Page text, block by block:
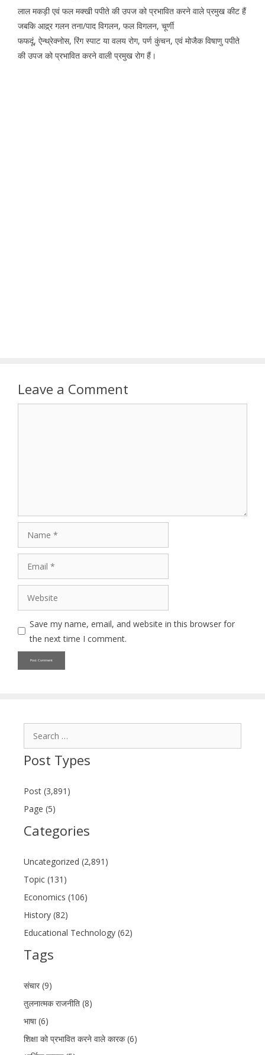
लाल मकड़ी एवं फल मक्खी पपीते की उपज को प्रभावित करने वाले प्रमुख कीट हैं
जबकि आद्र्र गलन तना/पाद विगलन, फल विगलन, चूर्णी
फफदूं, ऐन्थ्रेक्नोस, रिंग स्पाट या वलय रोग, पर्ण कुंचन, एवं मोजैक विषाणु पपीते
की उपज को प्रभावित करने वाली प्रमुख रोग हैं।
Leave a Comment
Save my name, email, and website in this browser for
the next time I comment.
Post Types
Post (3,891)
Page (5)
Categories
Uncategorized (2,891)
Topic (131)
Economics (106)
History (82)
Educational Technology (62)
Tags
संचार (9)
तुलनात्मक राजनीति (8)
भाषा (6)
शिक्षा को प्रभावित करने वाले कारक (6)